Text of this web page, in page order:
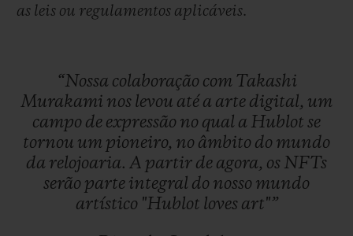
as leis ou regulamentos aplicáveis.
“Nossa colaboração com Takashi
Murakami nos levou até a arte digital, um
campo de expressão no qual a Hublot se
tornou um pioneiro, no âmbito do mundo
da relojoaria. A partir de agora, os NFTs
serão parte integral do nosso mundo
artístico "Hublot loves art"”